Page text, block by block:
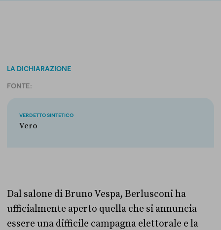
LA DICHIARAZIONE
FONTE:
VERDETTO SINTETICO
Vero
Dal salone di Bruno Vespa, Berlusconi ha
ufficialmente aperto quella che si annuncia
essere una difficile campagna elettorale e la